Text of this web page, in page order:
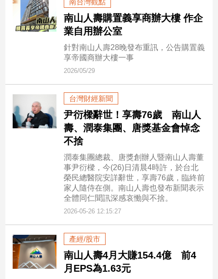
寵
Pet
專
合
專
區
【我
的
南台灣觀點
南山人壽購置義享商辦大樓 作企
業自用辦公室
針對南山人壽28晚發布重訊，公告購置義
享帝國商辦大樓一事
2026/05/29
台灣財經新聞
尹衍樑辭世！享壽76歲 南山人
壽、潤泰集團、唐獎基金會悼念
不捨
潤泰集團總裁、唐獎創辦人暨南山人壽董
事尹衍樑，今(26)日清晨4時許，於台北
榮民總醫院安詳辭世，享壽76歲，臨終前
家人隨侍在側。南山人壽也發布新聞表示
全體同仁聞訊深感哀慟與不捨。
2026-05-26 12:15:27
產經/股市
南山人壽4月大賺154.4億 前4
月EPS為1.63元